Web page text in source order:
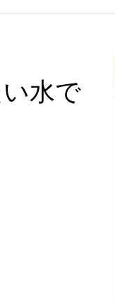
水で